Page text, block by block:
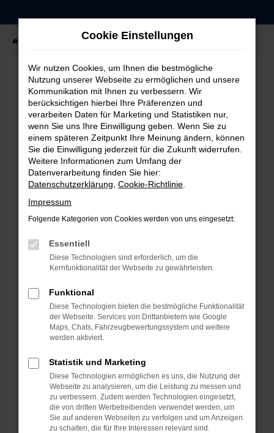
Zum
springen
Fahrzeugangebote Fahrzeug-Showroom
FEHLER: NETWORK ERROR
Beim Laden ist ein Fehler aufgetreten.
Hier sind ein paar Tipps, die dir helfen können:
Überprüfe deine Firewall und deine
Internetverbindung.
Suchmaschine?
Manche Erweiterungen, wie Werbeblocker,
können das Laden bestimmter Seiten
verhindern. Funktioniert die Seite in einem
Fenster?
Starte dein Gerät neu.
Das kann manchmal helfen, vorübergehende
Probleme zu beheben.
Stelle sicher, dass dein Browser und dein
Betriebssystem auf dem neuesten Stand
sind.
Veraltete Software birgt nicht nur ein
Sicherheitsrisiko, sondern kann auch dazu
führen, dass bestimmte Funktionen nicht mehr
Cookie Einstellungen
Wir nutzen Cookies, um Ihnen die bestmögliche
Nutzung unserer Webseite zu ermöglichen und unsere
Kommunikation mit Ihnen zu verbessern. Wir
berücksichtigen hierbei Ihre Präferenzen und
verarbeiten Daten für Marketing und Statistiken nur,
wenn Sie uns Ihre Einwilligung geben. Wenn Sie zu
einem späteren Zeitpunkt Ihre Meinung ändern, können
Sie die Einwilligung jederzeit für die Zukunft widerrufen.
Weitere Informationen zum Umfang der
Datenverarbeitung finden Sie hier:
Datenschutzerklärung Cookie-Richtlinie
Impressum
Folgende Kategorien von Cookies werden von uns eingesetzt:
Essentiell
Diese Technologien sind erforderlich, um die
Kernfunktionalität der Webseite zu gewährleisten.
Funktional
Diese Technologien bieten die bestmögliche Funktionalität
der Webseite. Services von Drittanbietern wie Google
Maps, Chats, Fahrzeugbewertungssystem und weitere
werden aktiviert.
Statistik und Marketing
Diese Technologien ermöglichen es uns, die Nutzung der
Webseite zu analysieren, um die Leistung zu messen und
zu verbessern. Zudem werden Technologien eingesetzt,
die von dritten Werbetreibenden verwendet werden, um
Sie auf anderen Webseiten zu verfolgen und um Anzeigen
zu schalten, die für Ihre Interessen relevant sind.